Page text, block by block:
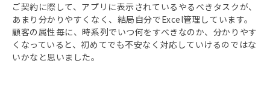
ご契約に際して、アプリに表示されているやるべきタスクが、
あまり分かりやすくなく、結局自分でExcel管理しています。
顧客の属性毎に、時系列でいつ何をすべきなのか、分かりやす
くなっていると、初めてでも不安なく対応していけるのではな
いかなと思いました。